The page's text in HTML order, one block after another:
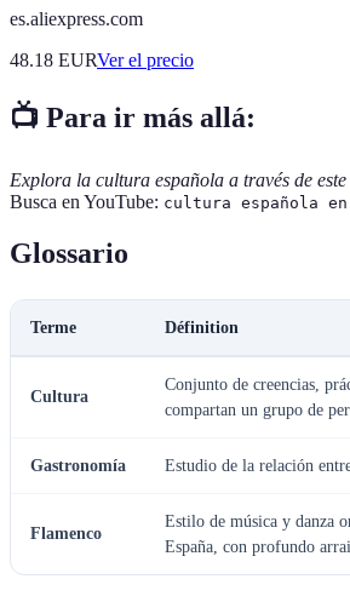
es.aliexpress.com
48.18 EURVer el precio
📺 Para ir más allá:
Explora la cultura española a través de
Busca en YouTube: cultura española
Glossario
Terme Définition
Cultura
Conjunto de creencias,
compartan un grupo de
Gastronomía Estudio de la relación
Flamenco
Estilo de música y danza
España, con profundo